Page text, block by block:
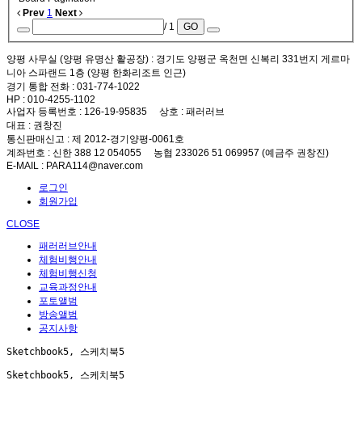
Prev 1 Next
/ 1
GO
양평 사무실 (양평 유명산 활공장) : 경기도 양평군 옥천면 신복리 331번지 게르마
니아 스파랜드 1층 (양평 한화리조트 인근)
경기 통합 전화 : 031-774-1022
HP : 010-4255-1102
사업자 등록번호 : 126-19-95835 상호 : 패러러브
대표 : 권창진
통신판매신고 : 제 2012-경기양평-0061호
계좌번호 : 신한 388 12 054055 농협 233026 51 069957 (예금주 권창진)
E-MAIL : PARA114@naver.com
로그인
회원가입
CLOSE
패러러브안내
체험비행안내
체험비행신청
교육과정안내
포토앨범
방송앨범
공지사항
Sketchbook5, 스케치북5
Sketchbook5, 스케치북5